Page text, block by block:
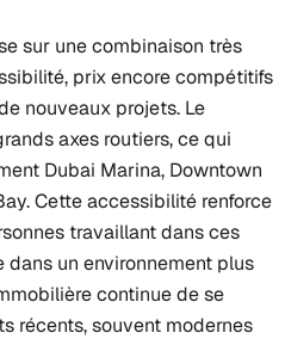
sur une combinaison très
prix encore compétitifs
nouveaux projets. Le
axes routiers, ce qui
Dubai Marina, Downtown
Cette accessibilité renforce
travaillant dans ces
un environnement plus
continue de se
récents, souvent modernes